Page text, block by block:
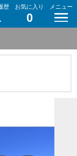
歴 お気に入り
0
メニュー